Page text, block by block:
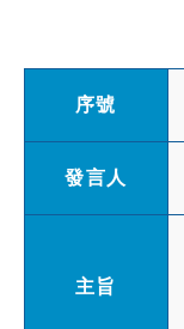
序號
發言人
主旨